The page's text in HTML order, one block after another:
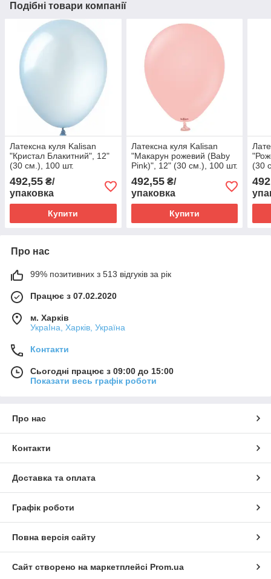
Подібні товари компанії
Латексна куля Kalisan
"Кристал Блакитний", 12"
(30 см.), 100 шт.
492,55 ₴/
упаковка
Купити
Латексна куля Kalisan
"Макарун рожевий (Baby
Pink)", 12" (30 см.), 100 шт.
492,55₴/
упаковка
Купити
(30
Про нас
99% позитивних з 513 відгуків за рік
Працює з 07.02.2020
м. Харків
УкраІна, Харків, Україна
Контакти
Сьогодні працює з 09:00 до 15:00
Показати весь графік роботи
Про нас
Контакти
Доставка та оплата
Графік роботи
Повна версія сайту
Сайт створено на маркетплейсі Prom.ua